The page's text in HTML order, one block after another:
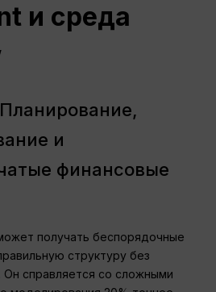
и среда
и
финансовые
получать беспорядочные
структуру без
Он справляется со сложными